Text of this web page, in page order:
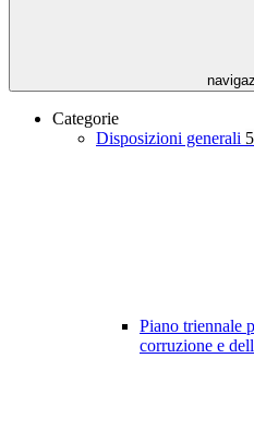
Categorie
Disposizioni generali
Piano triennale
corruzione e